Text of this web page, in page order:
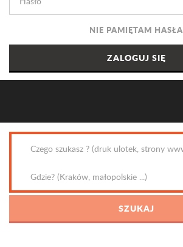
NIE PAMIĘTAM HASŁA